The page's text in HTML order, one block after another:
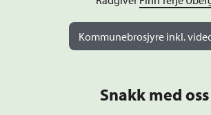
Kommunebrosjyre inkl.
Snakk med oss